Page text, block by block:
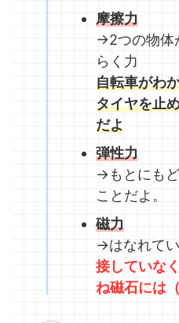
摩擦力
→2つの物体
らく力
自転車がわ
タイヤを止
だよ
弾性力
→もとにも
ことだよ。
磁力
→はなれて
接していな
ね磁石には